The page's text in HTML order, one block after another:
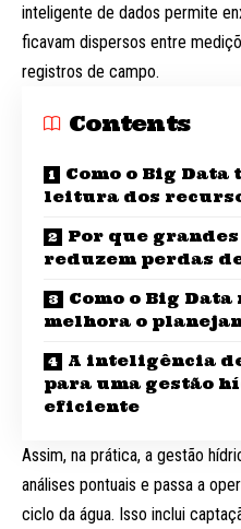
inteligente de dados permite
ficavam dispersos entre
registros de campo.
Contents
Como o Big
leitura dos
Por que
reduzem perdas
Como o Big
melhora o
A inteligência
para uma gestão
eficiente
Assim, na prática, a gestão
análises pontuais e passa a
ciclo da água. Isso inclui